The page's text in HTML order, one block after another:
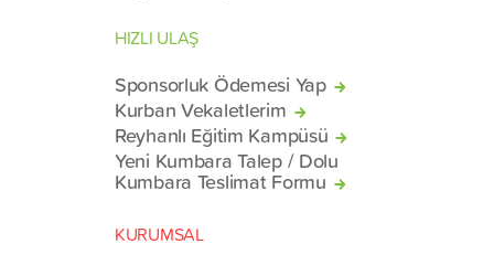
HIZLI ULAŞ
Sponsorluk Ödemesi Yap
Kurban Vekaletlerim
Reyhanlı Eğitim Kampüsü
Yeni Kumbara Talep / Dolu
Kumbara Teslimat Formu
KURUMSAL